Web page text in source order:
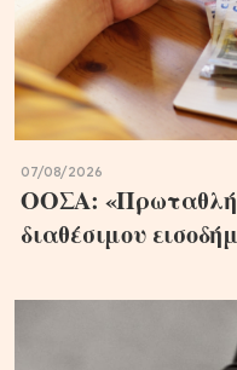
07/08/2026
ΟΟΣΑ:
διαθέσιμου